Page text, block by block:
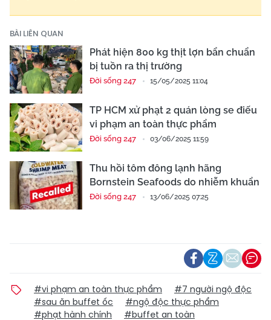
BÀI LIÊN QUAN
Phát hiện 800 kg thịt lợn bẩn chuẩn
bị tuồn ra thị trường
Đời sống 247 15/05/2025 11:04
TP HCM xử phạt 2 quán lòng se điếu
vi phạm an toàn thực phẩm
Đời sống 247 03/06/2025 11:59
Thu hồi tôm đông lạnh hãng
Bornstein Seafoods do nhiễm khuẩn
Đời sống 247 13/06/2025 07:25
#vi phạm an toàn thực phẩm
#7 người ngộ độc
#sau ăn buffet ốc
#ngộ độc thực phẩm
#phạt hành chính
#buffet an toàn